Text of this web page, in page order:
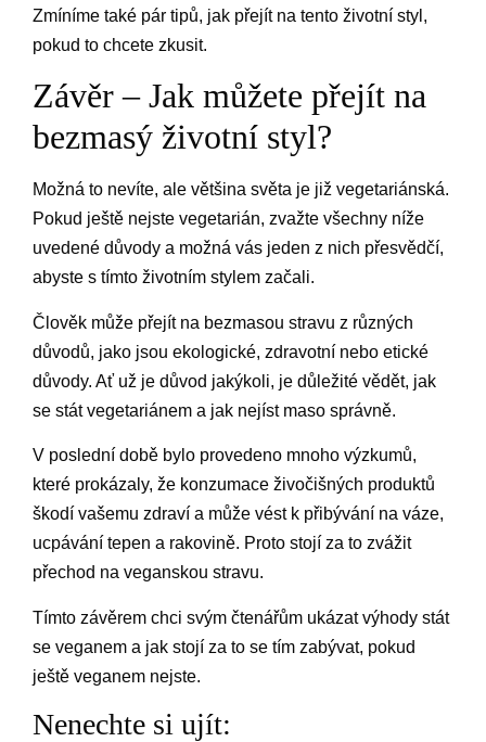
Zmíníme také pár tipů, jak přejít na tento životní styl,
pokud to chcete zkusit.
Závěr – Jak můžete přejít na
bezmasý životní styl?
Možná to nevíte, ale většina světa je již vegetariánská.
Pokud ještě nejste vegetarián, zvažte všechny níže
uvedené důvody a možná vás jeden z nich přesvědčí,
abyste s tímto životním stylem začali.
Člověk může přejít na bezmasou stravu z různých
důvodů, jako jsou ekologické, zdravotní nebo etické
důvody. Ať už je důvod jakýkoli, je důležité vědět, jak
se stát vegetariánem a jak nejíst maso správně.
V poslední době bylo provedeno mnoho výzkumů,
které prokázaly, že konzumace živočišných produktů
škodí vašemu zdraví a může vést k přibývání na váze,
ucpávání tepen a rakovině. Proto stojí za to zvážit
přechod na veganskou stravu.
Tímto závěrem chci svým čtenářům ukázat výhody stát
se veganem a jak stojí za to se tím zabývat, pokud
ještě veganem nejste.
Nenechte si ujít: